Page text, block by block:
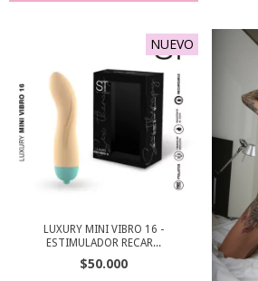
NUEVO
LUXURY MINI VIBRO 16 -
ESTIMULADOR RECAR...
$50.000